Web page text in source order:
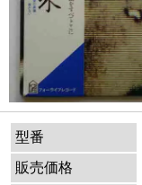
型番
販売価格